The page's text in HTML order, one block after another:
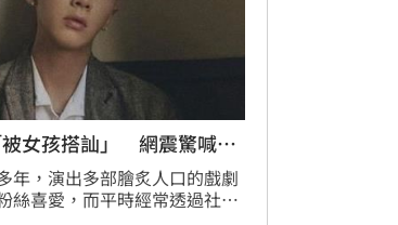
女孩搭訕」 網震驚喊1
年，演出多部膾炙人口的戲劇
絲喜愛，而平時經常透過社群